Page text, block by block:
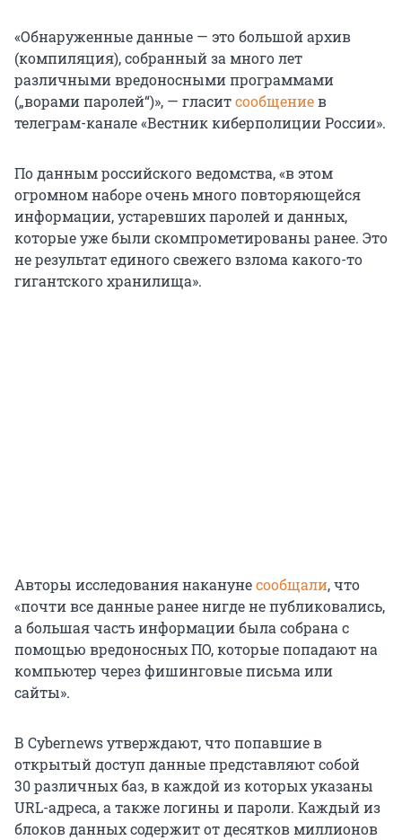
«Обнаруженные данные — это большой архив
(компиляция), собранный за много лет
различными вредоносными программами
(„ворами паролей“)», — гласитсообщениев
телеграм-канале «Вестник киберполиции России».
По данным российского ведомства, «в этом
огромном наборе очень много повторяющейся
информации, устаревших паролей и данных,
которые уже были скомпрометированы ранее. Это
не результат единого свежего взлома какого-то
гигантского хранилища».
Авторы исследования наканунесообщали, что
«почти все данные ранее нигде не публиковались,
а большая часть информации была собрана с
помощью вредоносных ПО, которые попадают на
компьютер через фишинговые письма или
сайты».
В Cybernews утверждают, что попавшие в
открытый доступ данные представляют собой
30 различныхбаз, в каждой из которых указаны
URL-адреса, а также логины и пароли. Каждый из
блоков данных содержит от десятков миллионов